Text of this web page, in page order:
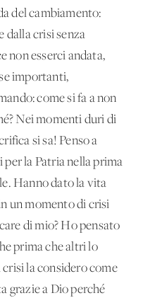
del cambiamento:
dalla crisi senza
non esserci andata,
importanti,
come si fa a non
Nei momenti duri di
si sa! Penso a
la Patria nella prima
Hanno dato la vita
un momento di crisi
di mio? Ho pensato
prima che altri lo
la considero come
grazie a Dio perché